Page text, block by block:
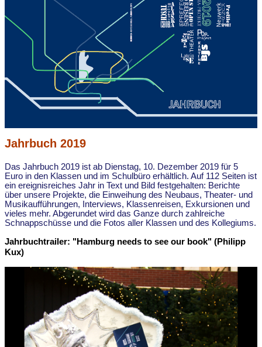
Jahrbuch 2019
Das Jahrbuch 2019 ist ab Dienstag, 10. Dezember 2019 für 5
Euro in den Klassen und im Schulbüro erhältlich. Auf 112 Seiten ist
ein ereignisreiches Jahr in Text und Bild festgehalten: Berichte
über unsere Projekte, die Einweihung des Neubaus, Theater- und
Musikaufführungen, Interviews, Klassenreisen, Exkursionen und
vieles mehr. Abgerundet wird das Ganze durch zahlreiche
Schnappschüsse und die Fotos aller Klassen und des Kollegiums.
Jahrbuchtrailer: "Hamburg needs to see our book" (Philipp
Kux)